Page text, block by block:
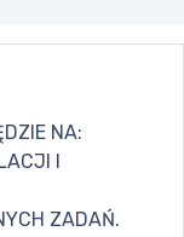
NA:
I
ZADAŃ.